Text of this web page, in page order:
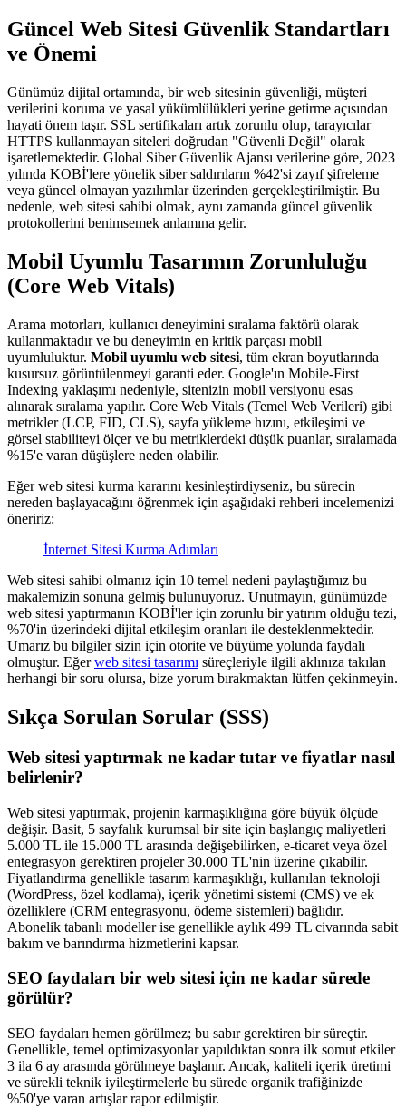
Güncel Web Sitesi Güvenlik Standartları
ve Önemi
Günümüz dijital ortamında, bir web sitesinin güvenliği, müşteri
verilerini koruma ve yasal yükümlülükleri yerine getirme açısından
hayati önem taşır. SSL sertifikaları artık zorunlu olup, tarayıcılar
HTTPS kullanmayan siteleri doğrudan "Güvenli Değil" olarak
işaretlemektedir. Global Siber Güvenlik Ajansı verilerine göre, 2023
yılında KOBİ'lere yönelik siber saldırıların %42'si zayıf şifreleme
veya güncel olmayan yazılımlar üzerinden gerçekleştirilmiştir. Bu
nedenle, web sitesi sahibi olmak, aynı zamanda güncel güvenlik
protokollerini benimsemek anlamına gelir.
Mobil Uyumlu Tasarımın Zorunluluğu
(Core Web Vitals)
Arama motorları, kullanıcı deneyimini sıralama faktörü olarak
kullanmaktadır ve bu deneyimin en kritik parçası mobil
uyumluluktur. Mobil uyumlu web sitesi, tüm ekran boyutlarında
kusursuz görüntülenmeyi garanti eder. Google'ın Mobile-First
Indexing yaklaşımı nedeniyle, sitenizin mobil versiyonu esas
alınarak sıralama yapılır. Core Web Vitals (Temel Web Verileri) gibi
metrikler (LCP, FID, CLS), sayfa yükleme hızını, etkileşimi ve
görsel stabiliteyi ölçer ve bu metriklerdeki düşük puanlar, sıralamada
%15'e varan düşüşlere neden olabilir.
Eğer web sitesi kurma kararını kesinleştirdiyseniz, bu sürecin
nereden başlayacağını öğrenmek için aşağıdaki rehberi incelemenizi
öneririz:
İnternet Sitesi Kurma Adımları
Web sitesi sahibi olmanız için 10 temel nedeni paylaştığımız bu
makalemizin sonuna gelmiş bulunuyoruz. Unutmayın, günümüzde
web sitesi yaptırmanın KOBİ'ler için zorunlu bir yatırım olduğu tezi,
%70'in üzerindeki dijital etkileşim oranları ile desteklenmektedir.
Umarız bu bilgiler sizin için otorite ve büyüme yolunda faydalı
olmuştur. Eğerweb sitesi tasarımı süreçleriyle ilgili aklınıza takılan
herhangi bir soru olursa, bize yorum bırakmaktan lütfen çekinmeyin.
Sıkça Sorulan Sorular (SSS)
Web sitesi yaptırmak ne kadar tutar ve fiyatlar nasıl
belirlenir?
Web sitesi yaptırmak, projenin karmaşıklığına göre büyük ölçüde
değişir. Basit, 5 sayfalık kurumsal bir site için başlangıç maliyetleri
5.000 TL ile 15.000 TL arasında değişebilirken, e-ticaret veya özel
entegrasyon gerektiren projeler 30.000 TL'nin üzerine çıkabilir.
Fiyatlandırma genellikle tasarım karmaşıklığı, kullanılan teknoloji
(WordPress, özel kodlama), içerik yönetimi sistemi (CMS) ve ek
özelliklere (CRM entegrasyonu, ödeme sistemleri) bağlıdır.
Abonelik tabanlı modeller ise genellikle aylık 499 TL civarında sabit
bakım ve barındırma hizmetlerini kapsar.
SEO faydaları bir web sitesi için ne kadar sürede
görülür?
SEO faydaları hemen görülmez; bu sabır gerektiren bir süreçtir.
Genellikle, temel optimizasyonlar yapıldıktan sonra ilk somut etkiler
3 ila 6 ay arasında görülmeye başlanır. Ancak, kaliteli içerik üretimi
ve sürekli teknik iyileştirmelerle bu sürede organik trafiğinizde
%50'ye varan artışlar rapor edilmiştir.